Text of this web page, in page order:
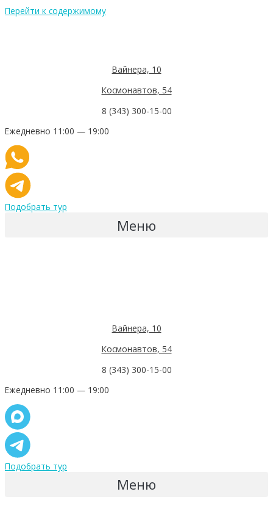
Перейти к содержимому
Вайнера, 10
Космонавтов, 54
8 (343) 300-15-00
Ежедневно 11:00 — 19:00
Подобрать тур
Меню
Вайнера, 10
Космонавтов, 54
8 (343) 300-15-00
Ежедневно 11:00 — 19:00
Подобрать тур
Меню